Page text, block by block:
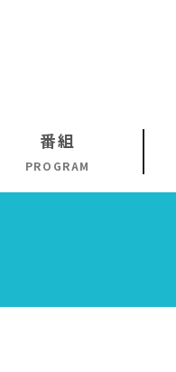
番組
PROGRAM